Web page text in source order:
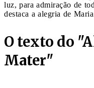
luz, para admiração de
destaca a alegria de
O texto do
Mater"